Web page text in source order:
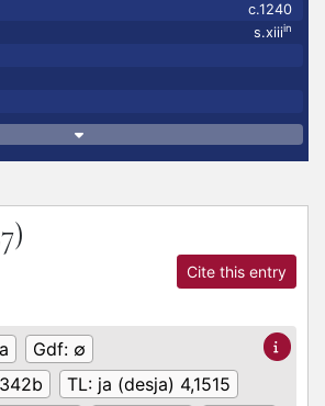
c.1240
s.xiiiin
Cite this entry
Gdf: ∅
TL: ja (desja) 4,1515